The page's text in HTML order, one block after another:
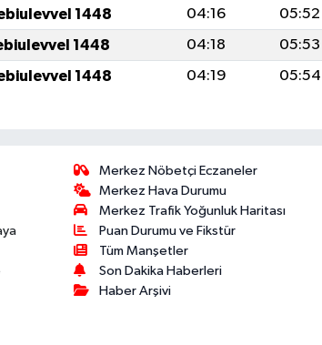
1448 04:16 05:52
1448 04:18 05:53
1448 04:19 05:54
Merkez Nöbetçi Eczaneler
Merkez Hava Durumu
Merkez Trafik Yoğunluk Haritası
Puan Durumu ve Fikstür
Tüm Manşetler
Son Dakika Haberleri
Haber Arşivi